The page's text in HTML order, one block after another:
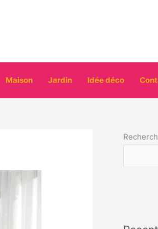
Maison Jardin Idée déco